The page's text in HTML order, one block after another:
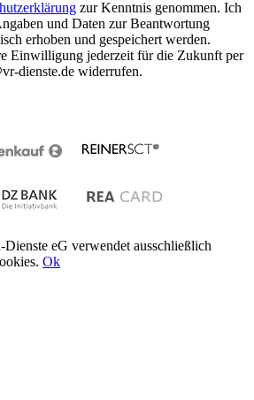
zur Kenntnis genommen. Ich
und Daten zur Beantwortung
erhoben und gespeichert werden.
Einwilligung jederzeit für die Zukunft per
dienste.de widerrufen.
eG verwendet ausschließlich
Ok